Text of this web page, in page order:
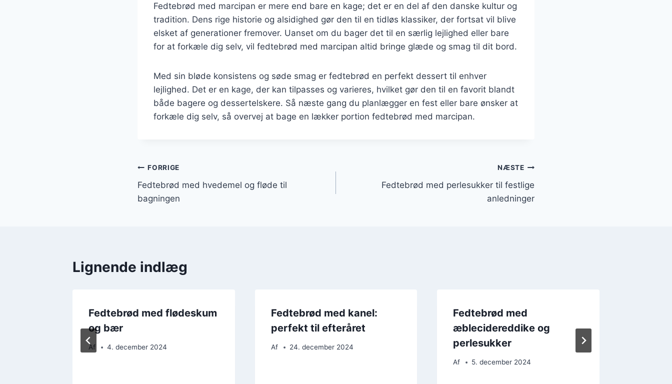
Fedtebrød med marcipan er mere end bare en kage; det er en del af den danske kultur og
tradition. Dens rige historie og alsidighed gør den til en tidløs klassiker, der fortsat vil blive
elsket af generationer fremover. Uanset om du bager det til en særlig lejlighed eller bare
for at forkæle dig selv, vil fedtebrød med marcipan altid bringe glæde og smag til dit bord.
Med sin bløde konsistens og søde smag er fedtebrød en perfekt dessert til enhver
lejlighed. Det er en kage, der kan tilpasses og varieres, hvilket gør den til en favorit blandt
både bagere og dessertelskere. Så næste gang du planlægger en fest eller bare ønsker at
forkæle dig selv, så overvej at bage en lækker portion fedtebrød med marcipan.
Indlægsnavigation
FORRIGE
Fedtebrød med hvedemel og fløde til
bagningen
NÆSTE
Fedtebrød med perlesukker til festlige
anledninger
Lignende indlæg
Fedtebrød med flødeskum
og bær
Af 4. december 2024
Fedtebrød med kanel:
perfekt til efteråret
Af 24. december 2024
Fedtebrød med
æblecidereddike og
perlesukker
Af 5. december 2024